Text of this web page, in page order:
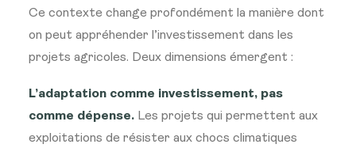
Ce contexte change profondément la manière dont
on peut appréhender l’investissement dans les
projets agricoles. Deux dimensions émergent :
L’adaptation comme investissement, pas
comme dépense. Les projets qui permettent aux
exploitations de résister aux chocs climatiques